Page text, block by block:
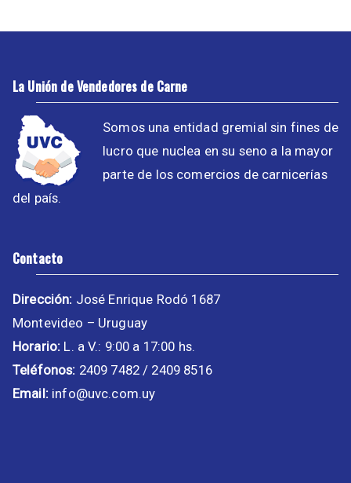
La Unión de Vendedores de Carne
Somos una entidad gremial sin fines de
lucro que nuclea en su seno a la mayor
parte de los comercios de carnicerías
del país.
Contacto
Dirección: José Enrique Rodó 1687
Montevideo – Uruguay
Horario: L. a V.: 9:00 a 17:00 hs.
Teléfonos: 2409 7482 / 2409 8516
Email:info@uvc.com.uy